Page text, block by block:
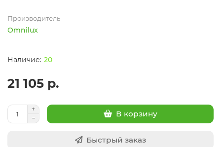
Производитель
Omnilux
20
21 105 р.
В корзину
Быстрый заказ